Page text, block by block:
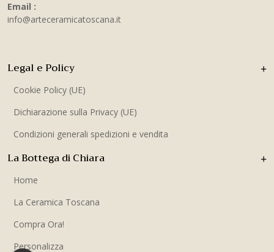
Email :
info@arteceramicatoscana.it
La Bottega di Chiara
Home
La Ceramica Toscana
Compra Ora!
Personalizza
Legal e Policy
Cookie Policy (UE)
Dichiarazione sulla Privacy (UE)
Condizioni generali spedizioni e vendita